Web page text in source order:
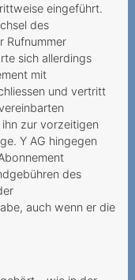
eingeführt.
des
Rufnummer
sich allerdings
mit
und vertritt
zur vorzeitigen
Y AG hingegen
des
auch wenn er die
SMS
Tücke
mit falscher